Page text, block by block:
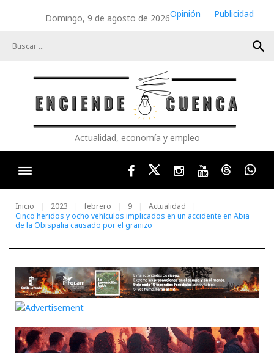
Domingo, 9 de agosto de 2026Opinión
Publicidad
search
Actualidad, economía y empleo
FacebookTwitterInstagram
YoutubeThreads
Inicio 2023 febrero 9
Actualidad
Cinco heridos y ocho vehículos implicados en un accidente en Abia
de la Obispalia causado por el granizo